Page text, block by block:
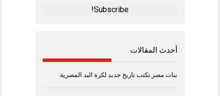
أحدث المقالات
بنات مصر تكتب تاريخ جديد لكرة اليد المصرية